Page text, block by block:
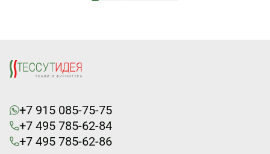
+7 915 085-75-75
+7 495 785-62-84
+7 495 785-62-86